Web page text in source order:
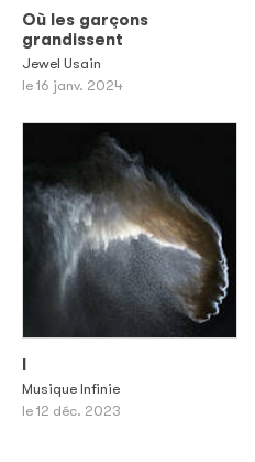
Où les garçons
grandissent
Jewel Usain
le 16 janv. 2024
I
Musique Infinie
le 12 déc. 2023